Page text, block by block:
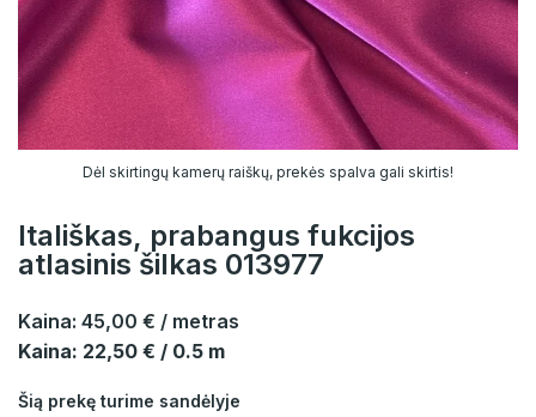
Dėl skirtingų kamerų raiškų, prekės spalva gali skirtis!
Itališkas, prabangus fukcijos
atlasinis šilkas 013977
Kaina: 45,00 € / metras
Kaina: 22,50 € / 0.5 m
Šią prekę turime sandėlyje